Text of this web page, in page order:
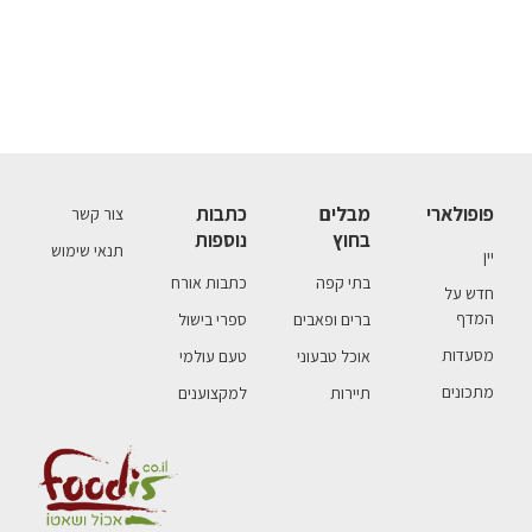
פופולארי
יין
חדש על
המדף
מסעדות
מתכונים
מבלים
בחוץ
בתי קפה
ברים ופאבים
אוכל טבעוני
תיירות
כתבות
נוספות
כתבות אורח
ספרי בישול
טעם עולמי
למקצוענים
צור קשר
תנאי שימוש